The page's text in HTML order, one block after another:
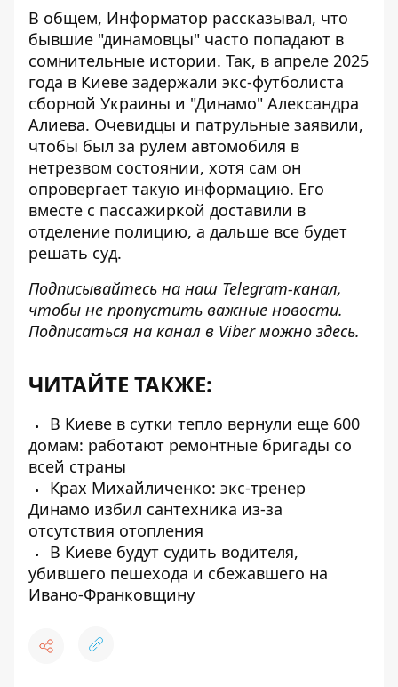
В общем, Информатор рассказывал, что
бывшие "динамовцы" часто попадают в
сомнительные истории. Так, в апреле 2025
года в Киеве задержали экс-футболиста
сборной Украины и "Динамо" Александра
Алиева. Очевидцы и патрульные заявили,
чтобы был за рулем автомобиля в
нетрезвом состоянии, хотя сам он
опровергает такую ​​информацию. Его
вместе с пассажиркой доставили в
отделение полицию, а дальше все будет
решать суд.
Подписывайтесь на наш Telegram-канал,
чтобы не пропустить важные новости.
Подписаться на канал в Viber можно здесь.
ЧИТАЙТЕ ТАКЖЕ:
В Киеве в сутки тепло вернули еще 600
домам: работают ремонтные бригады со
всей страны
Крах Михайличенко: экс-тренер
Динамо избил сантехника из-за
отсутствия отопления
В Киеве будут судить водителя,
убившего пешехода и сбежавшего на
Ивано-Франковщину